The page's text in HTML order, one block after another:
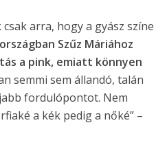
arra, hogy a gyász színe
Szűz Máriához
a pink, emiatt könnyen
semmi sem állandó, talán
fordulópontot. Nem
a kék pedig a nőké” –